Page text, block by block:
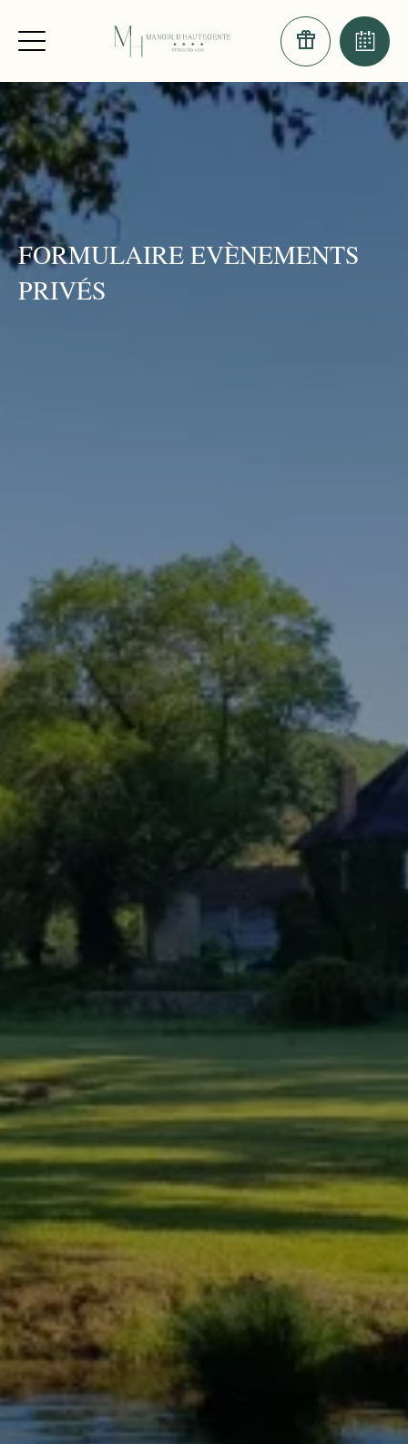
FORMULAIRE EVÈNEMENTS
PRIVÉS